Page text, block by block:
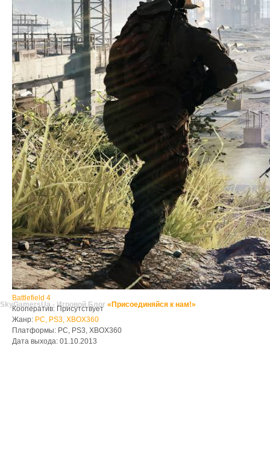
Battlefield 4
Кооператив: Присутствует
Жанр: PC, PS3, XBOX360
Платформы: PC, PS3, XBOX360
Дата выхода: 01.10.2013
SkyGamersUa - Игровой Блог «Присоединяйся к нам!»